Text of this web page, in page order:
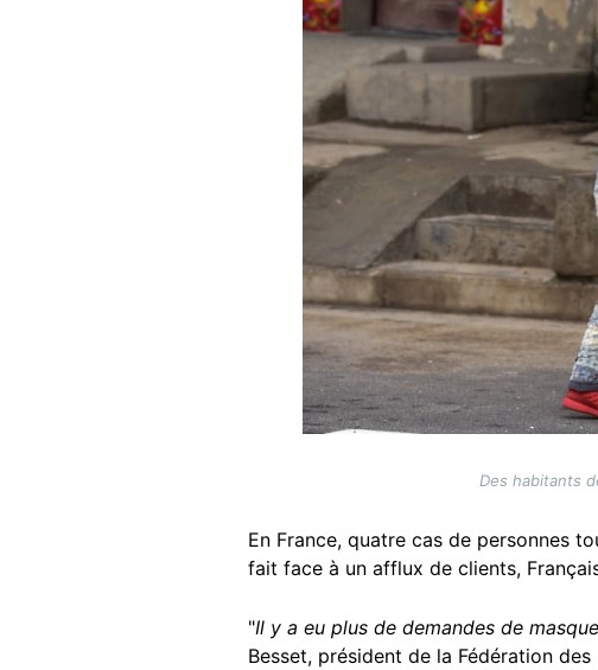
Des habitants
En France, quatre cas de personnes
fait face à un afflux de clients,
"Il y a eu plus de demandes de
Besset, président de la Fédération